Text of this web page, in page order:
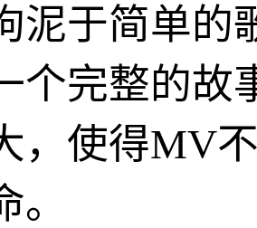
泥于简单的
个完整的故
，使得MV